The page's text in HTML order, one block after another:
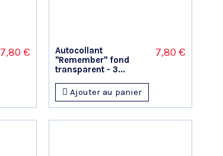
7,80 €
Autocollant
"Remember" fond
transparent - 3...
7,80 €
Ajouter au panier